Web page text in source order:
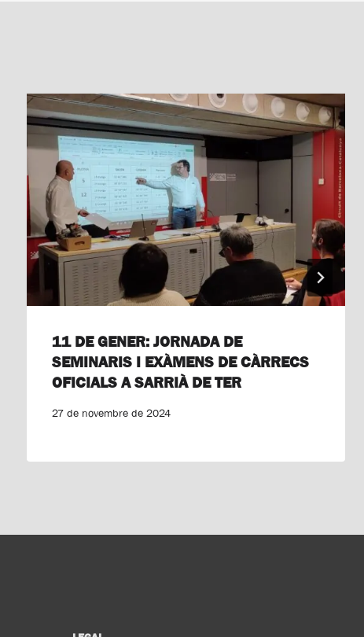
11 DE GENER: JORNADA DE
SEMINARIS I EXÀMENS DE CÀRRECS
OFICIALS A SARRIÀ DE TER
27 de novembre de 2024